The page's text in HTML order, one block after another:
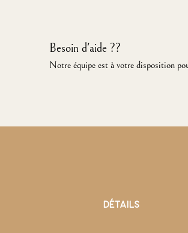
Besoin d'aide ??
Notre équipe est à votre disposition
DÉTAILS